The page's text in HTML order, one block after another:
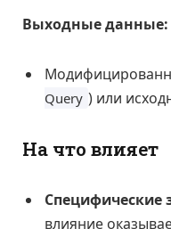
Выходные данные:
Query ) или
На что влияет
Специфические
влияние